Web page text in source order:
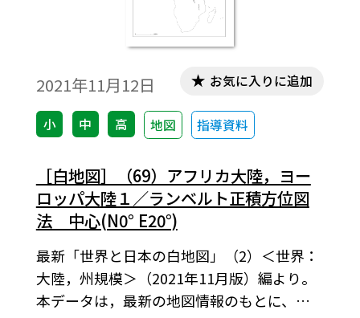
2021年11月12日
小 中 高 地図 指導資料
お気に入りに追加
［白地図］（69）アフリカ大陸，ヨー
ロッパ大陸１／ランベルト正積方位図
法 中心(N0° E20°)
最新「世界と日本の白地図」（2）＜世界：
大陸，州規模＞（2021年11月版）編より。
本データは，最新の地図情報のもとに、高